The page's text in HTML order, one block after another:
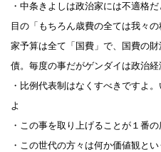
・中条きよしは政治家には不適格
目の「もちろん歳費の全ては我々
家予算は全て「国費」で、国費の
債。毎度の事だがゲンダイは政治
・比例代表制はなくすべきですよ
よ
・この事を取り上げることが１番
・この世代の方々は何か価値観と